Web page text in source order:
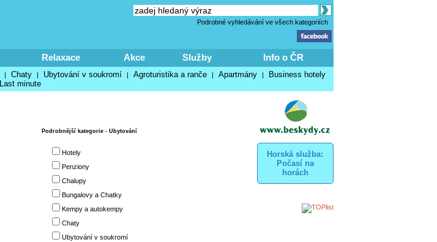
Podrobné vyhledávání ve všech kategoriích
Relaxace Akce Služby Info o ČR
| Chaty | Ubytování v soukromí | Agroturistika a ranče | Apartmány | Business hotely
Last minute
Horská služba:
Počasí na
horách
Podrobnější kategorie - Ubytování
Hotely
Penziony
Chalupy
Bungalovy a Chatky
Kempy a autokempy
Chaty
Ubytování v soukromí